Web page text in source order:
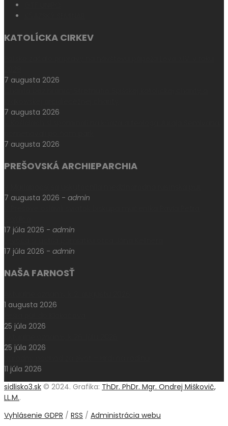
KATOLÍCKA CIRKEV
7 augusta 2026
7 augusta 2026
7 augusta 2026
PREŠOVSKÁ ARCHIEPARCHIA
7 augusta 2026 - admin
17 júla 2026 - admin
17 júla 2026 - admin
NAŠA FARNOSŤ
1 augusta 2026
25 júla 2026
25 júla 2026
11 júla 2026
sidlisko3.sk © 2024. Grafika: ThDr. PhDr. Mgr. Ondrej Miškovič,
LL.M..
Vyhlásenie GDPR / RSS / Administrácia webu